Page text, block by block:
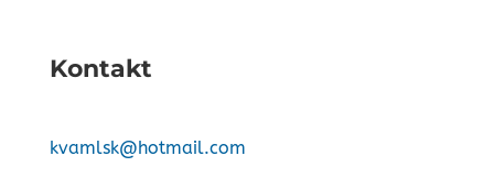
Kontakt
kvamlsk@hotmail.com